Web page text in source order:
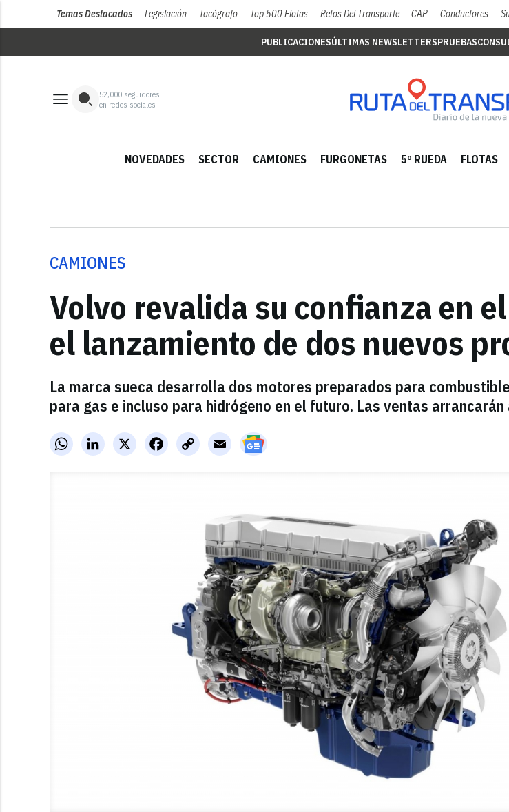
Temas Destacados Legislación Tacógrafo Top 500 Flotas Retos Del Transporte CAP Conductores
PUBLICACIONESÚLTIMAS NEWSLETTERSPRUEBAS
52,000 seguidores
en redes sociales
NOVEDADES SECTOR CAMIONES FURGONETAS 5º RUEDA FLOTAS
CAMIONES
Volvo revalida su confianza en
el lanzamiento de dos nuevos
La marca sueca desarrolla dos motores preparados para
para gas e incluso para hidrógeno en el futuro. Las ventas
WhatsAppLinkedInX FacebookCopy
Link
Email